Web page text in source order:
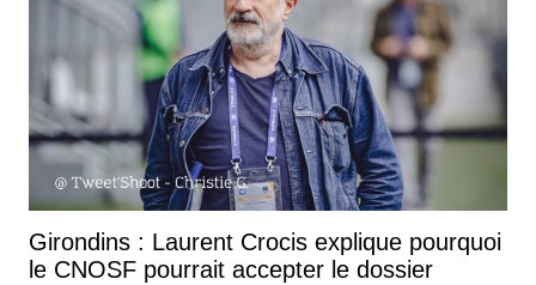
Girondins : Laurent Crocis explique pourquoi
le CNOSF pourrait accepter le dossier